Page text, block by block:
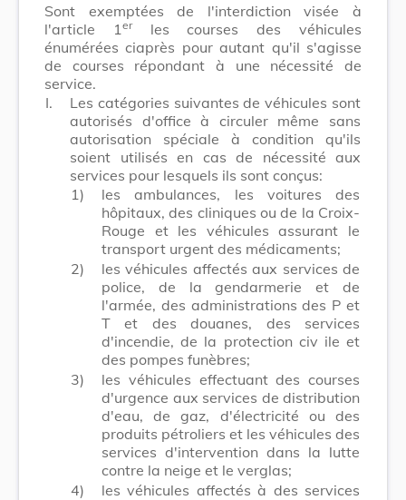
Sont exemptées de l'interdiction visée à
l'article 1 erles courses des véhicules
énumérées ciaprès pour autant qu'il s'agisse
de courses répondant à une nécessité de
service.
I.
Les catégories suivantes de véhicules sont
autorisés d'office à circuler même sans
autorisation spéciale à condition qu'ils
soient utilisés en cas de nécessité aux
services pour lesquels ils sont conçus:
1)
les ambulances, les voitures des
hôpitaux, des cliniques ou de la Croix-
Rouge et les véhicules assurant le
transport urgent des médicaments;
2)
les véhicules affectés aux services de
police, de la gendarmerie et de
l'armée, des administrations des P et
T et des douanes, des services
d'incendie, de la protection civ ile et
des pompes funèbres;
3)
les véhicules effectuant des courses
d'urgence aux services de distribution
d'eau, de gaz, d'électricité ou des
produits pétroliers et les véhicules des
services d'intervention dans la lutte
contre la neige et le verglas;
4)
les véhicules affectés à des services